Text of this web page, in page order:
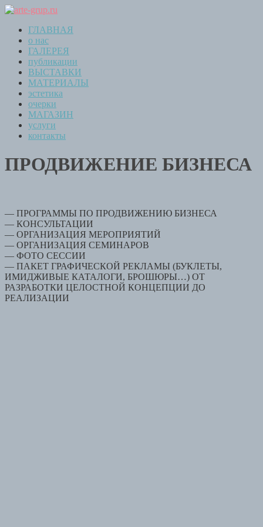
ГЛАВНАЯ
о нас
ГАЛЕРЕЯ
публикации
ВЫСТАВКИ
МАТЕРИАЛЫ
эстетика
очерки
МАГАЗИН
услуги
контакты
ПРОДВИЖЕНИЕ БИЗНЕСА
— ПРОГРАММЫ ПО ПРОДВИЖЕНИЮ БИЗНЕСА
— КОНСУЛЬТАЦИИ
— ОРГАНИЗАЦИЯ МЕРОПРИЯТИЙ
— ОРГАНИЗАЦИЯ СЕМИНАРОВ
— ФОТО СЕССИИ
— ПАКЕТ ГРАФИЧЕСКОЙ РЕКЛАМЫ (БУКЛЕТЫ,
ИМИДЖИВЫЕ КАТАЛОГИ, БРОШЮРЫ…) ОТ
РАЗРАБОТКИ ЦЕЛОСТНОЙ КОНЦЕПЦИИ ДО
РЕАЛИЗАЦИИ